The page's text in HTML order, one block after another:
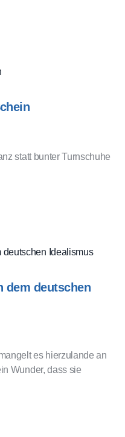
statt bunter Turnschuhe
dem deutschen
es hierzulande an
Wunder, dass sie